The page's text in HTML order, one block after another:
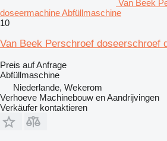
Van Beek
doseermachine Abfüllmaschine
10
Van Beek Perschroef doseerschroef
Preis auf Anfrage
Abfüllmaschine
Niederlande, Wekerom
Verhoeve Machinebouw en Aandrijvingen
Verkäufer kontaktieren